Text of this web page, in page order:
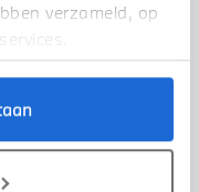
verzameld, op